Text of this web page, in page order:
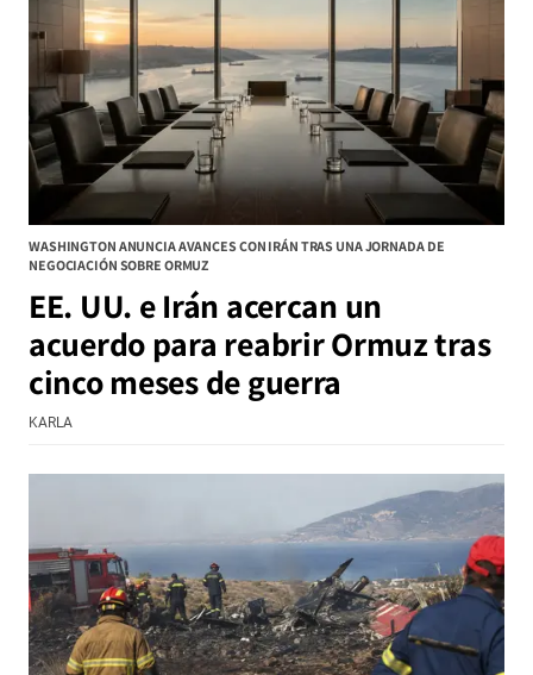
WASHINGTON ANUNCIA AVANCES CON IRÁN TRAS UNA JORNADA DE
NEGOCIACIÓN SOBRE ORMUZ
EE. UU. e Irán acercan un
acuerdo para reabrir Ormuz tras
cinco meses de guerra
KARLA